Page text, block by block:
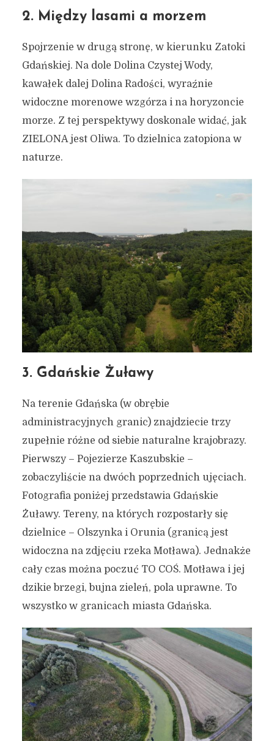
2. Między lasami a morzem
Spojrzenie w drugą stronę, w kierunku Zatoki
Gdańskiej. Na dole Dolina Czystej Wody,
kawałek dalej Dolina Radości, wyraźnie
widoczne morenowe wzgórza i na horyzoncie
morze. Z tej perspektywy doskonale widać, jak
ZIELONA jest Oliwa. To dzielnica zatopiona w
naturze.
3. Gdańskie Żuławy
Na terenie Gdańska (w obrębie
administracyjnych granic) znajdziecie trzy
zupełnie różne od siebie naturalne krajobrazy.
Pierwszy – Pojezierze Kaszubskie –
zobaczyliście na dwóch poprzednich ujęciach.
Fotografia poniżej przedstawia Gdańskie
Żuławy. Tereny, na których rozpostarły się
dzielnice – Olszynka i Orunia (granicą jest
widoczna na zdjęciu rzeka Motława). Jednakże
cały czas można poczuć TO COŚ. Motława i jej
dzikie brzegi, bujna zieleń, pola uprawne. To
wszystko w granicach miasta Gdańska.